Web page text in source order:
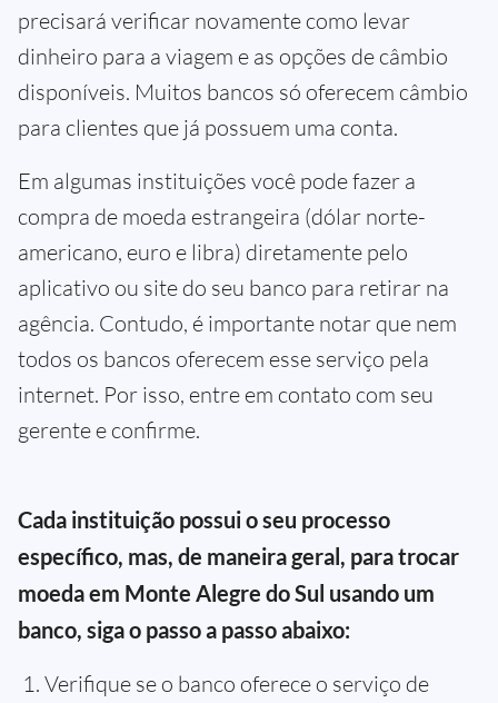
precisará verificar novamente como levar
dinheiro para a viagem e as opções de câmbio
disponíveis. Muitos bancos só oferecem câmbio
para clientes que já possuem uma conta.
Em algumas instituições você pode fazer a
compra de moeda estrangeira (dólar norte-
americano, euro e libra) diretamente pelo
aplicativo ou site do seu banco para retirar na
agência. Contudo, é importante notar que nem
todos os bancos oferecem esse serviço pela
internet. Por isso, entre em contato com seu
gerente e confirme.
Cada instituição possui o seu processo
específico, mas, de maneira geral, para trocar
moeda em Monte Alegre do Sul usando um
banco, siga o passo a passo abaixo:
Verifique se o banco oferece o serviço de